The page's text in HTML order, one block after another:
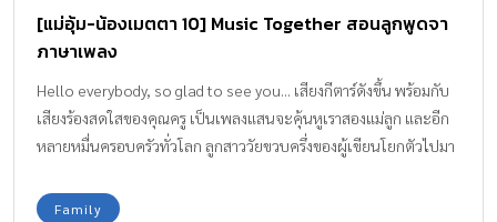
[แม่อุ้ม-น้องเมตตา 10] Music Together สอนลูกพูดจา
ภาษาเพลง
Hello everybody, so glad to see you... เสียงกีตาร์ดังขึ้น พร้อมกับ
เสียงร้องสดใสของคุณครู เป็นเพลงแสนจะคุ้นหูเราสองแม่ลูก และอีก
หลายหมื่นครอบครัวทั่วโลก ลูกสาววัยขวบครึ่งของผู้เขียนโยกตัวไปมา
Family